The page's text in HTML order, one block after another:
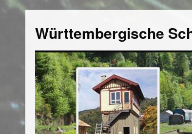
Württembergische